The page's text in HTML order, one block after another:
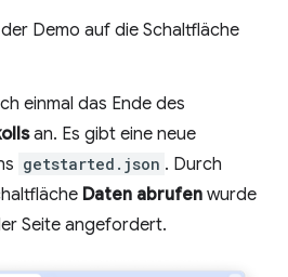
der Demo auf die Schaltfläche
einmal das Ende des
an. Es gibt eine neue
getstarted.json . Durch
Daten abrufen wurde
Seite angefordert.